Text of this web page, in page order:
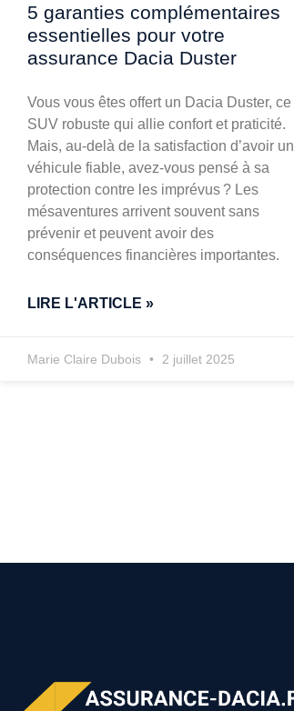
5 garanties complémentaires
essentielles pour votre
assurance Dacia Duster
Vous vous êtes offert un Dacia Duster, ce
SUV robuste qui allie confort et praticité.
Mais, au-delà de la satisfaction d’avoir un
véhicule fiable, avez-vous pensé à sa
protection contre les imprévus ? Les
mésaventures arrivent souvent sans
prévenir et peuvent avoir des
conséquences financières importantes.
LIRE L'ARTICLE »
Marie Claire Dubois 2 juillet 2025